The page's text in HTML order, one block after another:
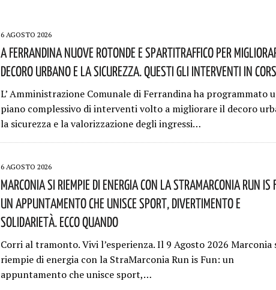
6 AGOSTO 2026
A Ferrandina Nuove Rotonde E Spartitraffico Per
Decoro Urbano E La Sicurezza. Questi Gli Interventi In
L’ Amministrazione Comunale di Ferrandina ha programmato
piano complessivo di interventi volto a migliorare il decoro
la sicurezza e la valorizzazione degli ingressi…
6 AGOSTO 2026
Marconia Si Riempie Di Energia Con La StraMarconia Run Is
Un Appuntamento Che Unisce Sport, Divertimento E
Solidarietà. Ecco Quando
Corri al tramonto. Vivi l’esperienza. Il 9 Agosto 2026 Marconia
riempie di energia con la StraMarconia Run is Fun: un
appuntamento che unisce sport,…